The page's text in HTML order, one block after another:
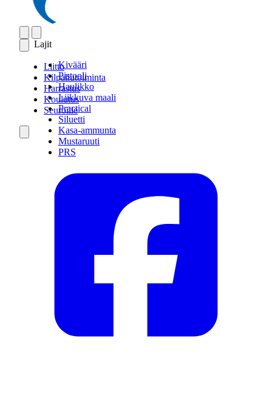
Lajit
Kivääri
Pistooli
Haulikko
Liikkuva maali
Practical
Siluetti
Kasa-ammunta
Mustaruuti
PRS
Liitto
Kilpailutoiminta
Harrastus
Koulutus
Seuroille